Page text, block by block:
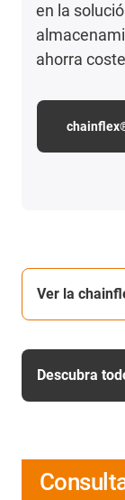
en la
ahorra
Ver la
Descubra